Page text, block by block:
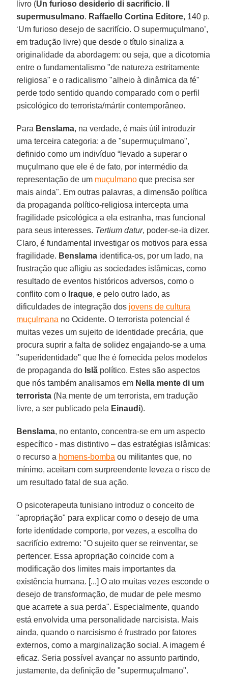
livro (Un furioso desiderio di sacrificio. Il
supermusulmano. Raffaello Cortina Editore, 140 p.
‘Um furioso desejo de sacrifício. O supermuçulmano’,
em tradução livre) que desde o título sinaliza a
originalidade da abordagem: ou seja, que a dicotomia
entre o fundamentalismo "de natureza estritamente
religiosa" e o radicalismo "alheio à dinâmica da fé"
perde todo sentido quando comparado com o perfil
psicológico do terrorista/mártir contemporâneo.
Para Benslama, na verdade, é mais útil introduzir
uma terceira categoria: a de "supermuçulmano",
definido como um indivíduo “levado a superar o
muçulmano que ele é de fato, por intermédio da
representação de um muçulmano que precisa ser
mais ainda". Em outras palavras, a dimensão política
da propaganda político-religiosa intercepta uma
fragilidade psicológica a ela estranha, mas funcional
para seus interesses. Tertium datur, poder-se-ia dizer.
Claro, é fundamental investigar os motivos para essa
fragilidade. Benslama identifica-os, por um lado, na
frustração que afligiu as sociedades islâmicas, como
resultado de eventos históricos adversos, como o
conflito com o Iraque, e pelo outro lado, as
dificuldades de integração dos jovens de cultura
muçulmana no Ocidente. O terrorista potencial é
muitas vezes um sujeito de identidade precária, que
procura suprir a falta de solidez engajando-se a uma
"superidentidade" que lhe é fornecida pelos modelos
de propaganda do Islã político. Estes são aspectos
que nós também analisamos em Nella mente di um
terrorista (Na mente de um terrorista, em tradução
livre, a ser publicado pela Einaudi).
Benslama, no entanto, concentra-se em um aspecto
específico - mas distintivo – das estratégias islâmicas:
o recurso a homens-bomba ou militantes que, no
mínimo, aceitam com surpreendente leveza o risco de
um resultado fatal de sua ação.
O psicoterapeuta tunisiano introduz o conceito de
"apropriação" para explicar como o desejo de uma
forte identidade comporte, por vezes, a escolha do
sacrifício extremo: "O sujeito quer se reinventar, se
pertencer. Essa apropriação coincide com a
modificação dos limites mais importantes da
existência humana. [...] O ato muitas vezes esconde o
desejo de transformação, de mudar de pele mesmo
que acarrete a sua perda". Especialmente, quando
está envolvida uma personalidade narcisista. Mais
ainda, quando o narcisismo é frustrado por fatores
externos, como a marginalização social. A imagem é
eficaz. Seria possível avançar no assunto partindo,
justamente, da definição de "supermuçulmano".